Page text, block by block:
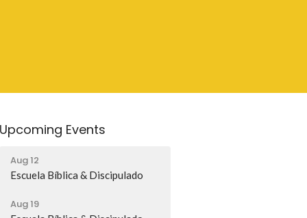
Upcoming Events
Aug 12
Escuela Bíblica & Discipulado
Aug 19